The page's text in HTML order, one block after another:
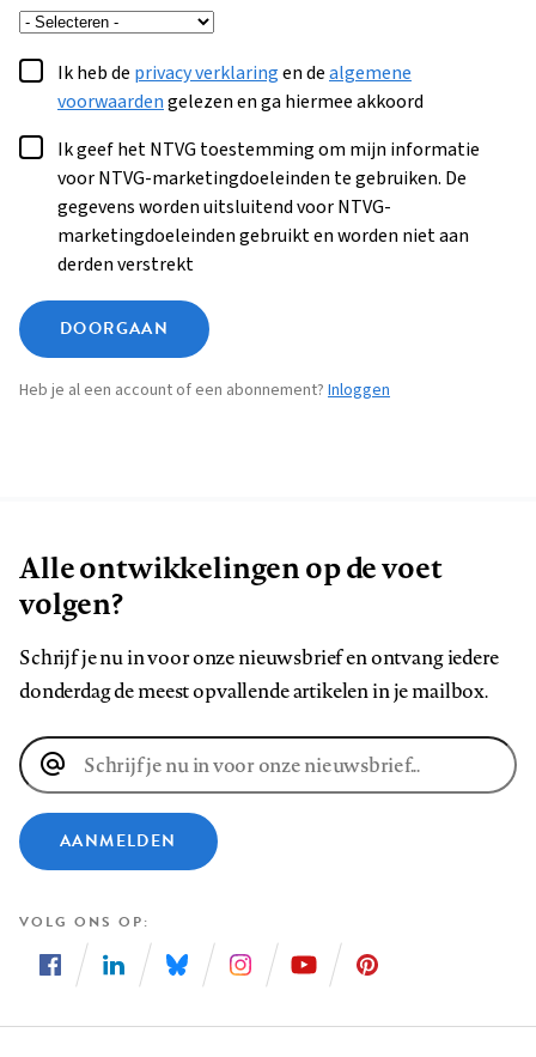
Ik heb de privacy verklaringen dealgemene
voorwaardengelezen en ga hiermee akkoord
Ik geef het NTVG toestemming om mijn informatie
voor NTVG-marketingdoeleinden te gebruiken. De
gegevens worden uitsluitend voor NTVG-
marketingdoeleinden gebruikt en worden niet aan
derden verstrekt
DOORGAAN
Heb je al een account of een abonnement? Inloggen
Alle ontwikkelingen op de voet
volgen?
Schrijf je nu in voor onze nieuwsbrief en ontvang iedere
donderdag de meest opvallende artikelen in je mailbox.
E-
mailadres
AANMELDEN
VOLG ONS OP
ons
ons
ons
ons
ons
ons